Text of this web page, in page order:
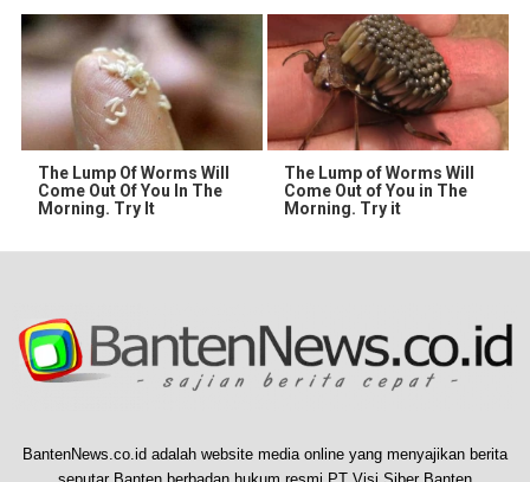
The Lump Of Worms Will
Come Out Of You In The
Morning. Try It
The Lump of Worms Will
Come Out of You in The
Morning. Try it
BantenNews.co.id adalah website media online yang menyajikan berita